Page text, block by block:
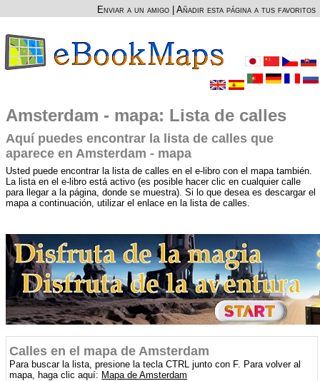
Enviar a un amigo Añadir esta página a tus favoritos
Amsterdam - mapa: Lista de calles
Aquí puedes encontrar la lista de calles que
aparece en Amsterdam - mapa
Usted puede encontrar la lista de calles en el e-libro con el mapa también.
La lista en el e-libro está activo (es posible hacer clic en cualquier calle
para llegar a la página, donde se muestra). Si lo que desea es descargar el
mapa a continuación, utilizar el enlace en la lista de calles.
Calles en el mapa de Amsterdam
Para buscar la lista, presione la tecla CTRL junto con F. Para volver al
mapa, haga clic aquí: Mapa de Amsterdam